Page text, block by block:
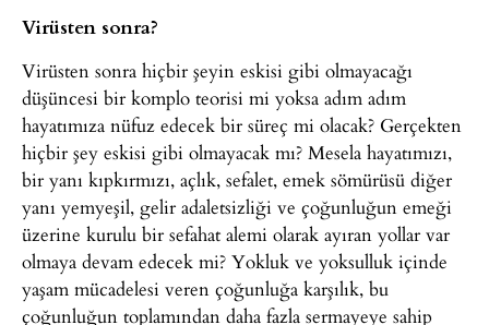
Virüsten sonra?
Virüsten sonra hiçbir şeyin eskisi gibi olmayacağı
düşüncesi bir komplo teorisi mi yoksa adım adım
hayatımıza nüfuz edecek bir süreç mi olacak? Gerçekten
hiçbir şey eskisi gibi olmayacak mı? Mesela hayatımızı,
bir yanı kıpkırmızı, açlık, sefalet, emek sömürüsü diğer
yanı yemyeşil, gelir adaletsizliği ve çoğunluğun emeği
üzerine kurulu bir sefahat alemi olarak ayıran yollar var
olmaya devam edecek mi? Yokluk ve yoksulluk içinde
yaşam mücadelesi veren çoğunluğa karşılık, bu
çoğunluğun toplamından daha fazla sermayeye sahip